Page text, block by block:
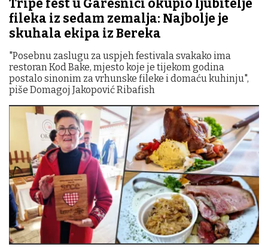
Tripe fest u Garešnici okupio ljubitelje
fileka iz sedam zemalja: Najbolje je
skuhala ekipa iz Bereka
"Posebnu zaslugu za uspjeh festivala svakako ima
restoran Kod Bake, mjesto koje je tijekom godina
postalo sinonim za vrhunske fileke i domaću kuhinju",
piše Domagoj Jakopović Ribafish